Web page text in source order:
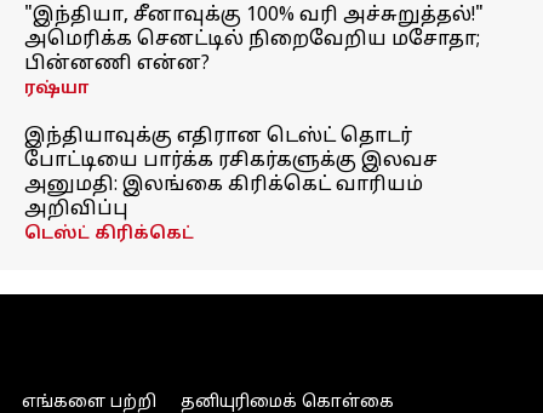
"இந்தியா, சீனாவுக்கு 100% வரி அச்சுறுத்தல்!"
அமெரிக்க செனட்டில் நிறைவேறிய மசோதா;
பின்னணி என்ன?
ரஷ்யா
இந்தியாவுக்கு எதிரான டெஸ்ட் தொடர்
போட்டியை பார்க்க ரசிகர்களுக்கு இலவச
அனுமதி: இலங்கை கிரிக்கெட் வாரியம்
அறிவிப்பு
டெஸ்ட் கிரிக்கெட்
எங்களை பற்றி தனியுரிமைக் கொள்கை